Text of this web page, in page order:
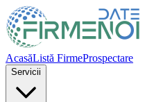
AcasăListă FirmeProspectare
Servicii